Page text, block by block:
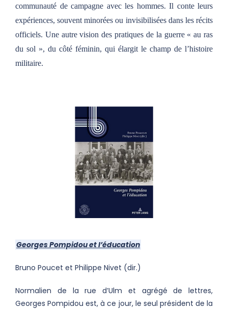
communauté de campagne avec les hommes. Il conte leurs
expériences, souvent minorées ou invisibilisées dans les récits
officiels. Une autre vision des pratiques de la guerre « au ras
du sol », du côté féminin, qui élargit le champ de l’histoire
militaire.
Georges Pompidou et l’éducation
Bruno Poucet et Philippe Nivet (dir.)
Normalien de la rue d’Ulm et agrégé de lettres,
Georges Pompidou est, à ce jour, le seul président de la